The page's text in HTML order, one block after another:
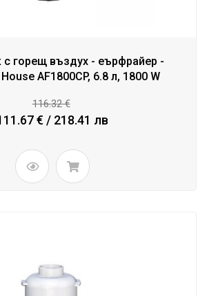
горещ въздух - еърфрайер -
AF1800CP, 6.8 л, 1800 W
116.32 €
€ / 218.41 лв